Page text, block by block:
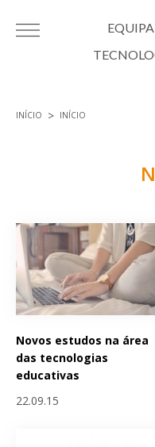
EQUIPA
INÍCIO INÍCIO
Novos estudos na área
das tecnologias
educativas
22.09.15
Páginas